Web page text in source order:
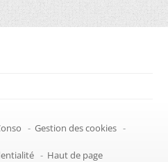
- Gestion des cookies -
- Haut de page